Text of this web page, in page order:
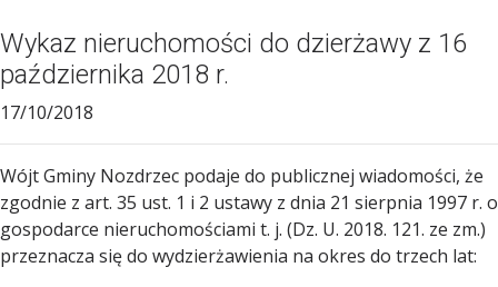
Wykaz nieruchomości do dzierżawy z 16
października 2018 r.
17/10/2018
Wójt Gminy Nozdrzec podaje do publicznej wiadomości, że
zgodnie z art. 35 ust. 1 i 2 ustawy z dnia 21 sierpnia 1997 r. o
gospodarce nieruchomościami t. j. (Dz. U. 2018. 121. ze zm.)
przeznacza się do wydzierżawienia na okres do trzech lat: